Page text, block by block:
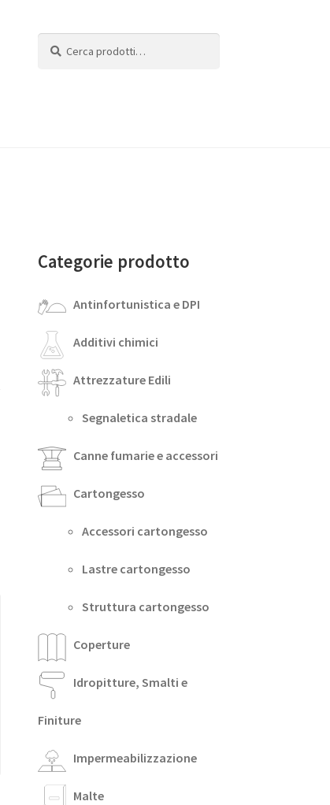
Categorie prodotto
Antinfortunistica e DPI
Additivi chimici
Attrezzature Edili
Segnaletica stradale
Canne fumarie e accessori
Cartongesso
Accessori cartongesso
Lastre cartongesso
Struttura cartongesso
Coperture
Idropitture, Smalti e
Finiture
Impermeabilizzazione
Malte